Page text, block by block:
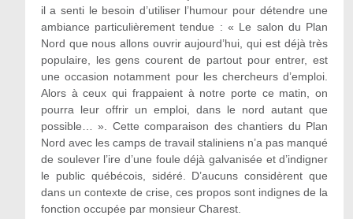
il a senti le besoin d’utiliser l’humour pour détendre une
ambiance particulièrement tendue : « Le salon du Plan
Nord que nous allons ouvrir aujourd’hui, qui est déjà très
populaire, les gens courent de partout pour entrer, est
une occasion notamment pour les chercheurs d’emploi.
Alors à ceux qui frappaient à notre porte ce matin, on
pourra leur offrir un emploi, dans le nord autant que
possible… ». Cette comparaison des chantiers du Plan
Nord avec les camps de travail staliniens n’a pas manqué
de soulever l’ire d’une foule déjà galvanisée et d’indigner
le public québécois, sidéré. D’aucuns considèrent que
dans un contexte de crise, ces propos sont indignes de la
fonction occupée par monsieur Charest.